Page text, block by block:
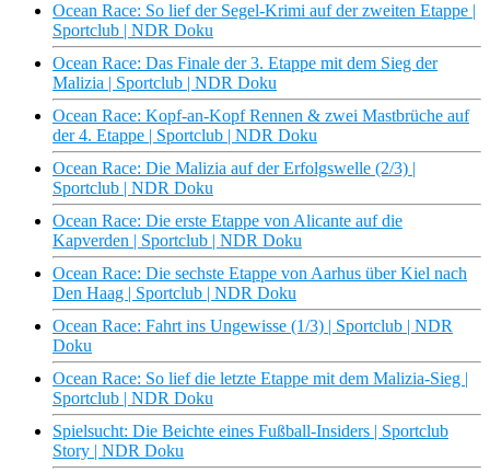
Ocean Race: So lief der Segel-Krimi auf der zweiten Etappe |
Sportclub | NDR Doku
Ocean Race: Das Finale der 3. Etappe mit dem Sieg der
Malizia | Sportclub | NDR Doku
Ocean Race: Kopf-an-Kopf Rennen & zwei Mastbrüche auf
der 4. Etappe | Sportclub | NDR Doku
Ocean Race: Die Malizia auf der Erfolgswelle (2/3) |
Sportclub | NDR Doku
Ocean Race: Die erste Etappe von Alicante auf die
Kapverden | Sportclub | NDR Doku
Ocean Race: Die sechste Etappe von Aarhus über Kiel nach
Den Haag | Sportclub | NDR Doku
Ocean Race: Fahrt ins Ungewisse (1/3) | Sportclub | NDR
Doku
Ocean Race: So lief die letzte Etappe mit dem Malizia-Sieg |
Sportclub | NDR Doku
Spielsucht: Die Beichte eines Fußball-Insiders | Sportclub
Story | NDR Doku